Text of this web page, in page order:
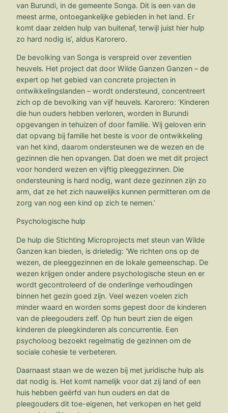
van Burundi, in de gemeente Songa. Dit is een van de
meest arme, ontoegankelijke gebieden in het land. Er
komt daar zelden hulp van buitenaf, terwijl juist hier hulp
zo hard nodig is’, aldus Karorero.
De bevolking van Songa is verspreid over zeventien
heuvels. Het project dat door Wilde Ganzen Ganzen – de
expert op het gebied van concrete projecten in
ontwikkelingslanden – wordt ondersteund, concentreert
zich op de bevolking van vijf heuvels. Karorero: ‘Kinderen
die hun ouders hebben verloren, worden in Burundi
opgevangen in tehuizen of door familie. Wij geloven erin
dat opvang bij familie het beste is voor de ontwikkeling
van het kind, daarom ondersteunen we de wezen en de
gezinnen die hen opvangen. Dat doen we met dit project
voor honderd wezen en vijftig pleeggezinnen. Die
ondersteuning is hard nodig, want deze gezinnen zijn zo
arm, dat ze het zich nauwelijks kunnen permitteren om de
zorg van nog een kind op zich te nemen.’
Psychologische hulp
De hulp die Stichting Microprojects met steun van Wilde
Ganzen kan bieden, is drieledig: ‘We richten ons op de
wezen, de pleeggezinnen en de lokale gemeenschap. De
wezen krijgen onder andere psychologische steun en er
wordt gecontroleerd of de onderlinge verhoudingen
binnen het gezin goed zijn. Veel wezen voelen zich
minder waard en worden soms gepest door de kinderen
van de pleegouders zelf. Op hun beurt zien de eigen
kinderen de pleegkinderen als concurrentie. Een
psycholoog bezoekt regelmatig de gezinnen om de
sociale cohesie te verbeteren.
Daarnaast staan we de wezen bij met juridische hulp als
dat nodig is. Het komt namelijk voor dat zij land of een
huis hebben geërfd van hun ouders en dat de
pleegouders dit toe-eigenen, het verkopen en het geld